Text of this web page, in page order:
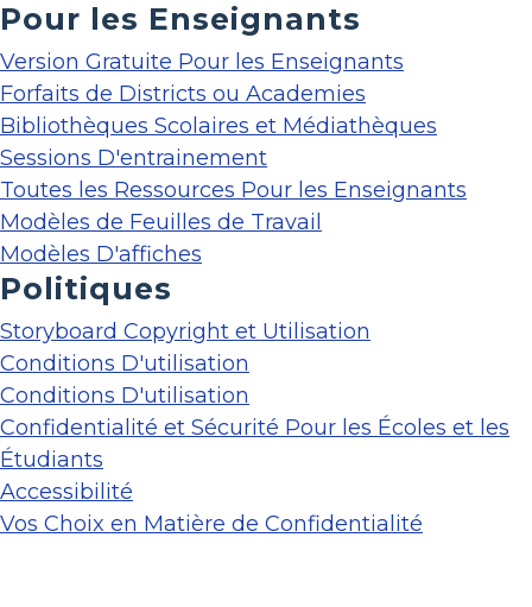
Pour les Enseignants
Version Gratuite Pour les Enseignants
Forfaits de Districts ou Academies
Bibliothèques Scolaires et Médiathèques
Sessions D'entrainement
Toutes les Ressources Pour les Enseignants
Modèles de Feuilles de Travail
Modèles D'affiches
Politiques
Storyboard Copyright et Utilisation
Conditions D'utilisation
Conditions D'utilisation
Confidentialité et Sécurité Pour les Écoles et les
Étudiants
Accessibilité
Vos Choix en Matière de Confidentialité